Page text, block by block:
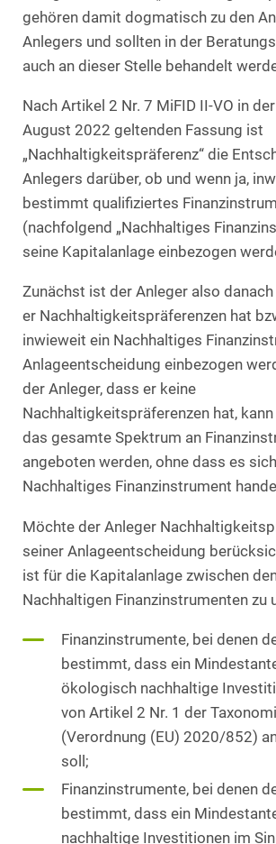
gehören damit dogmatisch zu den
Anlegers und sollten in der
auch an dieser Stelle behandelt
Nach Artikel 2 Nr. 7 MiFID II-VO in
August 2022 geltenden Fassung ist
„Nachhaltigkeitspräferenz“ die
Anlegers darüber, ob und wenn ja,
bestimmt qualifiziertes
(nachfolgend „Nachhaltiges
seine Kapitalanlage einbezogen
Zunächst ist der Anleger also danach
er Nachhaltigkeitspräferenzen hat
inwieweit ein Nachhaltiges
Anlageentscheidung einbezogen
der Anleger, dass er keine
Nachhaltigkeitspräferenzen hat,
das gesamte Spektrum an
angeboten werden, ohne dass es
Nachhaltiges Finanzinstrument
Möchte der Anleger
seiner Anlageentscheidung
ist für die Kapitalanlage zwischen
Nachhaltigen Finanzinstrumenten zu
Finanzinstrumente, bei denen
bestimmt, dass ein
ökologisch nachhaltige
von Artikel 2 Nr. 1 der
(Verordnung (EU) 2020/852)
soll;
Finanzinstrumente, bei denen
bestimmt, dass ein
nachhaltige Investitionen im